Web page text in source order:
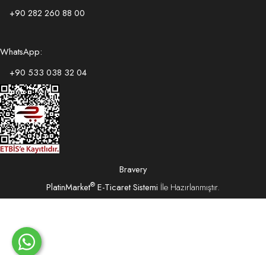
+90 282 260 88 00
WhatsApp:
+90 533 038 32 04
Bravery
PlatinMarket® E-Ticaret Sistemi İle Hazırlanmıştır.